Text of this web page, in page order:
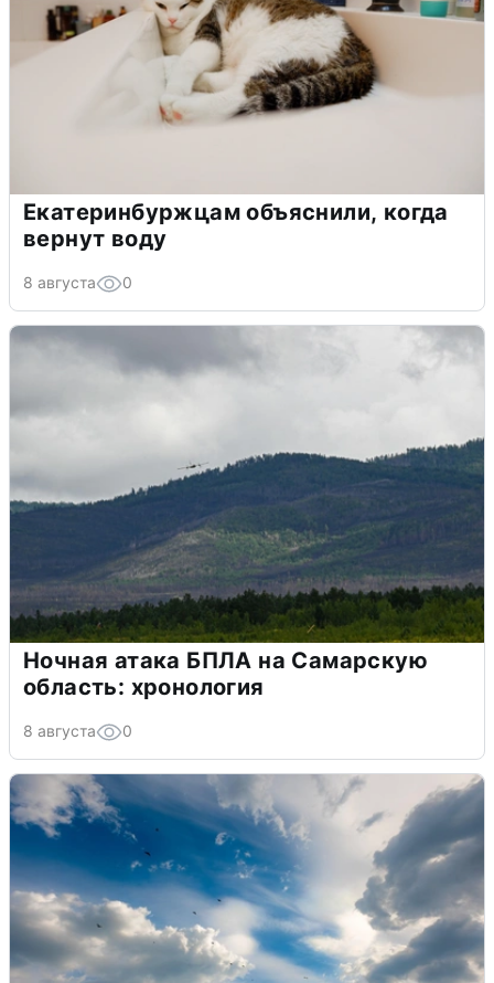
Екатеринбуржцам объяснили, когда
вернут воду
8 августа 0
Ночная атака БПЛА на Самарскую
область: хронология
8 августа 0